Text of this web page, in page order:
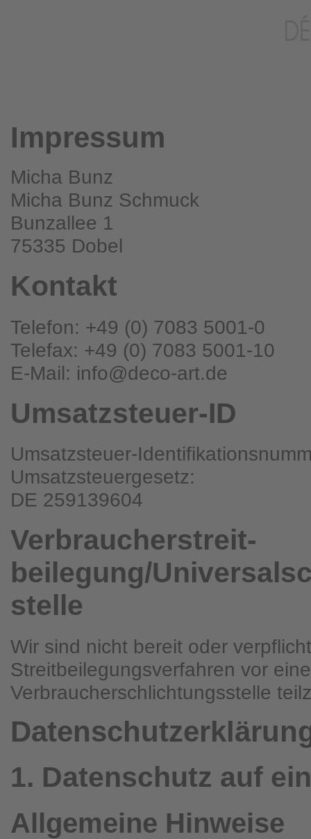
Impressum
Micha Bunz
Micha Bunz Schmuck
Bunzallee 1
75335 Dobel
Kontakt
Telefon: +49 (0) 7083 5001-0
Telefax: +49 (0) 7083 5001-10
E-Mail: info@deco-art.de
Umsatzsteuer-ID
Umsatzsteuer-
Umsatzsteuergesetz:
DE 259139604
Verbraucher­streit­
beilegung/
stelle
Wir sind nicht bereit oder
Streitbeilegungsverfahren vor
Verbraucherschlichtungsstelle
1. Datenschutz auf
Allgemeine Hinweise